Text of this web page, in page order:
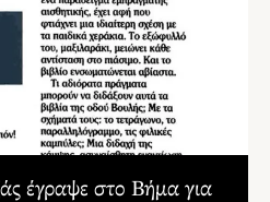
έγραψε στο Βήμα για